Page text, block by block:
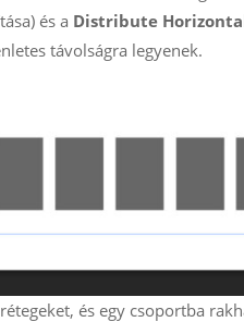
és a Distribute
távolságra legyenek.
és egy csoportba